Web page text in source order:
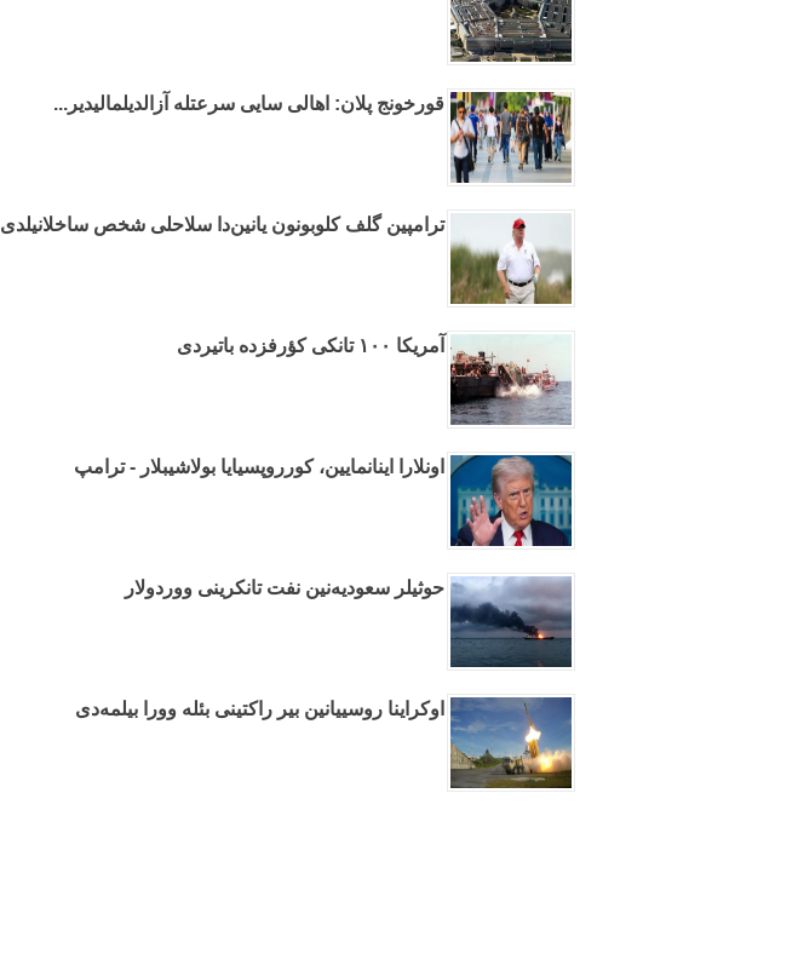
قورخونج پلان: اهالی سایی سرعتله آزالدیلمالیدیر...
ترامپین گلف کلوبونون یانین‌دا سلاحلی شخص ساخلانیلدی
آمریکا ۱۰۰ تانکی کؤرفزده باتیردی
اونلارا اینانمایین، کورروپسیایا بولاشیبلار - ترامپ
حوثیلر سعودیه‌نین نفت تانکرینی ووردولار
اوکراینا روسییانین بیر راکتینی بئله وورا بیلمه‌دی